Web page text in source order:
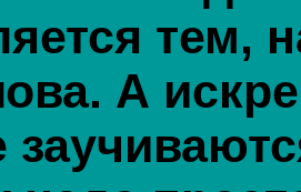
тем,
А